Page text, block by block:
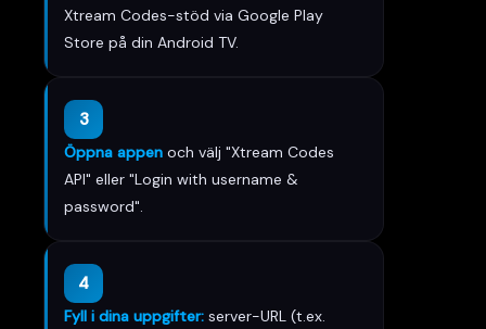
Xtream Codes-stöd via Google Play
Store på din Android TV.
3
Öppna appen och välj "Xtream Codes
API" eller "Login with username &
password".
4
Fyll i dina uppgifter: server-URL (t.ex.